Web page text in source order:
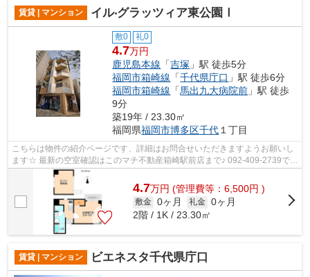
賃貸 | マンション イル‧グラッツィア東公園Ⅰ
敷0 礼0
4.7万円
鹿児島本線 「吉塚 」駅 徒歩5分
福岡市箱崎線 「千代県庁口 」駅 徒歩6分
福岡市箱崎線 「馬出九大病院前 」駅 徒歩
9分
築19年 / 23.30㎡
福岡県福岡市博多区千代 １丁目
こちらは物件の紹介ページです、詳細はお問合せいただきますようお願いし
ます☆ 最新の空室確認はこのマチ不動産箱崎駅前店まで♪ 092-409-2739で
す！迅速に対応致します！！！！！♪
4.7万円 (管理費等：6,500円 )
敷金 0ヶ月 礼金 0ヶ月
2階 / 1K / 23.30㎡
賃貸 | マンション ビエネスタ千代県庁⼝